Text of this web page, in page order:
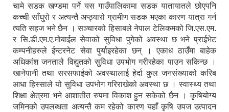
चामे सडक खण्डमा पर्ने यस गाउँपालिकामा सडक यातायातले छोएपनि
कच्ची साँघुरो र अत्यन्तै अप्ठ्यारो ग्रामीण सडक भएका कारण यात्रा गर्न
त्यति सहज भने छैन । सञ्चारको हिसाबले नेपाल टेलिकमको जि.एस.एम.
र सि.डी.एम.ए.मोबाईल सेवाको सुविधा पुगेको अवस्था छ भने प्राईभेट
कम्पनीहरुले ईन्टरनेट सेवा पुर्याइरहेका छन् । एकाध ठाउँमा बाहेक
अधिकांश जनताले विद्युतको सुविधा उपभोग गरीरहेका पाउन सकिन्छ ।
खानेपानी तथा सरसफाईको अवस्थालाई हेर्दा कुल जनसंख्याको करिब
आधा हिस्साले यो सुविधा उपभोग गरिराखेको अवस्था छ । स्वास्थ्य तथा
शिक्षा क्षेत्रमा भने आशातीत रुपमा विकाश हुन सकेको छैन । कृषियोग्य
जमिनको उपलब्धता अत्यन्तै कम रहेको कारण यहाँ कृषि उपज उत्पादन